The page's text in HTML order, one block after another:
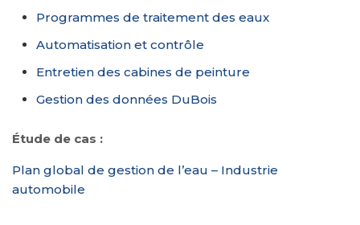
Programmes de traitement des eaux
Automatisation et contrôle
Entretien des cabines de peinture
Gestion des données DuBois
Étude de cas :
Plan global de gestion de l’eau – Industrie
automobile